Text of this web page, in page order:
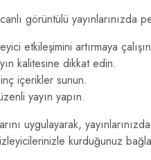
görüntülü yayınlarınızda
etkileşimini artırmaya
kalitesine dikkat edin.
içerikler sunun.
yayın yapın.
uygulayarak,
kurduğunuz